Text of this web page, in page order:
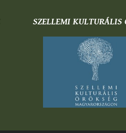
SZELLEMI KULTURÁLIS